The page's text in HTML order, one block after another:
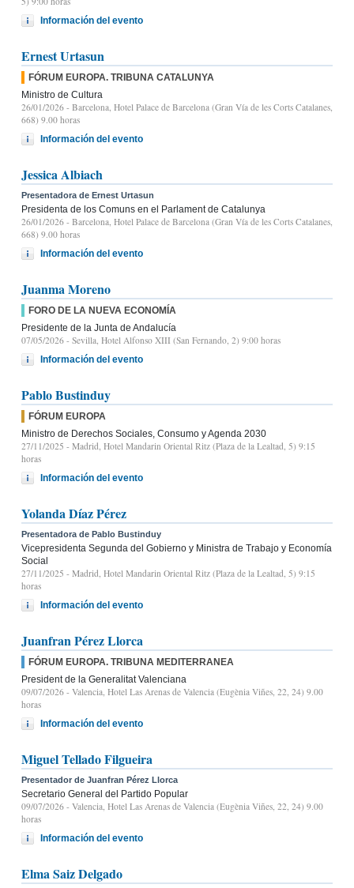
Información del evento
Ernest Urtasun
FÓRUM EUROPA. TRIBUNA CATALUNYA
Ministro de Cultura
26/01/2026 - Barcelona, Hotel Palace de Barcelona (Gran Vía de les Corts Catalanes,
668) 9.00 horas
Información del evento
Jessica Albiach
Presentadora de Ernest Urtasun
Presidenta de los Comuns en el Parlament de Catalunya
26/01/2026 - Barcelona, Hotel Palace de Barcelona (Gran Vía de les Corts Catalanes,
668) 9.00 horas
Información del evento
Juanma Moreno
FORO DE LA NUEVA ECONOMÍA
Presidente de la Junta de Andalucía
07/05/2026 - Sevilla, Hotel Alfonso XIII (San Fernando, 2) 9:00 horas
Información del evento
Pablo Bustinduy
FÓRUM EUROPA
Ministro de Derechos Sociales, Consumo y Agenda 2030
27/11/2025 - Madrid, Hotel Mandarin Oriental Ritz (Plaza de la Lealtad, 5) 9:15
horas
Información del evento
Yolanda Díaz Pérez
Presentadora de Pablo Bustinduy
Vicepresidenta Segunda del Gobierno y Ministra de Trabajo y Economía
Social
27/11/2025 - Madrid, Hotel Mandarin Oriental Ritz (Plaza de la Lealtad, 5) 9:15
horas
Información del evento
Juanfran Pérez Llorca
FÓRUM EUROPA. TRIBUNA MEDITERRANEA
President de la Generalitat Valenciana
09/07/2026 - Valencia, Hotel Las Arenas de Valencia (Eugènia Viñes, 22, 24) 9.00
horas
Información del evento
Miguel Tellado Filgueira
Presentador de Juanfran Pérez Llorca
Secretario General del Partido Popular
09/07/2026 - Valencia, Hotel Las Arenas de Valencia (Eugènia Viñes, 22, 24) 9.00
horas
Información del evento
Elma Saiz Delgado